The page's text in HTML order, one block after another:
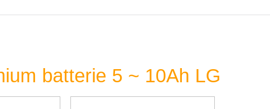
batterie 5 ~ 10Ah LG